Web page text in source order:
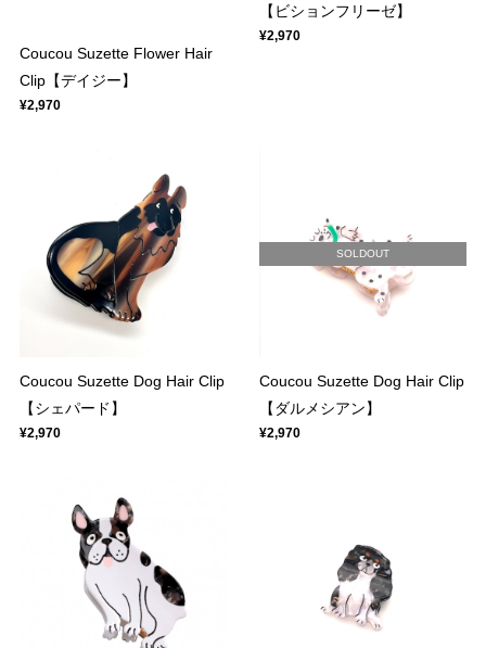
Coucou Suzette Flower Hair
Clip【デイジー】
¥2,970
【ビションフリーゼ】
¥2,970
Coucou Suzette Dog Hair Clip
【シェパード】
¥2,970
SOLDOUT
Coucou Suzette Dog Hair Clip
【ダルメシアン】
¥2,970